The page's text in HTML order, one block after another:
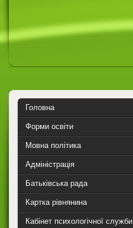
Головна
Форми освіти
Мовна політика
Адміністрація
Батьківська рада
Картка рівнянина
Кабінет психологічної служби